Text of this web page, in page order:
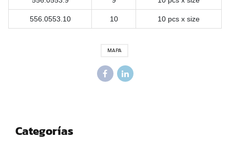
556.0553.10 10 10 pcs x size
MAPA
Categorías